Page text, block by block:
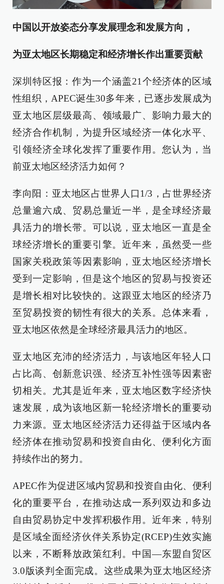
中国以开放姿态分享发展理念和发展方向，
为亚太地区长期稳定和经济增长作出重要贡献
深圳特区报：作为一个涵盖21个经济体的区域
性组织，APEC诞生30多年来，已逐步发展成为
亚太地区层级最高、领域最广、影响力最大的
经济合作机制，为提升区域经济一体化水平、
引领经济全球化发挥了重要作用。您认为，当
前亚太地区经济活力如何？
李向阳：亚太地区占世界人口1/3，占世界经济
总量逾六成、贸易总量近一半，是全球经济最
具活力的增长带。可以说，亚太地区一直是全
球经济增长的重要引擎。近年来，虽然受一些
国家关税政策等因素影响，亚太地区经济增长
受到一定影响，但是这个地区的贸易与投资还
是增长相对比较快的。这跟亚太地区的经济乃
至贸易投资的韧性有很大的关系。总体来看，
亚太地区依然是全球经济最具活力的地区。
亚太地区充沛的经济活力，与该地区年轻人口
占比高、创新意识强、经济互补性强等因素密
切相关。尤其是近年来，亚太地区数字经济快
速发展，成为该地区新一轮经济增长的重要动
力来源。亚太地区经济活力还得益于区域内各
经济体在推动贸易和投资自由化、便利化方面
持续作出的努力。
APEC作为促进区域内贸易和投资自由化、便利
化的重要平台，在推动达成一系列双边和多边
自由贸易协定中发挥积极作用。近年来，特别
是区域全面经济伙伴关系协定(RCEP)生效实施
以来，不断释放政策红利。中国—东盟自贸区
3.0版谈判全面完成。这些成果为亚太地区经济